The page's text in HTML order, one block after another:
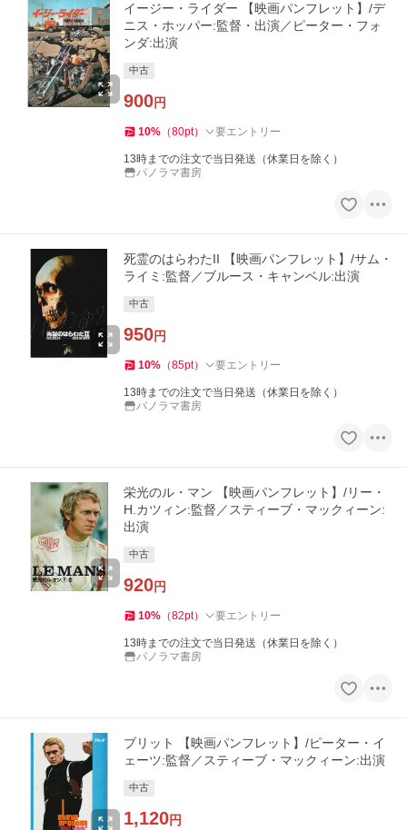
イージー・ライダー 【映画パンフレット】/デ
ニス・ホッパー:監督・出演／ピーター・フォ
ンダ:出演
中古
900円
10% （80pt） 要エントリー
13時までの注文で当日発送（休業日を除く）
パノラマ書房
死霊のはらわたII 【映画パンフレット】/サム・
ライミ:監督／ブルース・キャンベル:出演
中古
950円
10% （85pt） 要エントリー
13時までの注文で当日発送（休業日を除く）
パノラマ書房
栄光のル・マン 【映画パンフレット】/リー・
H.カツィン:監督／スティーブ・マックィーン:
出演
中古
920円
10% （82pt） 要エントリー
13時までの注文で当日発送（休業日を除く）
パノラマ書房
ブリット 【映画パンフレット】/ピーター・イ
ェーツ:監督／スティーブ・マックィーン:出演
中古
1,120円